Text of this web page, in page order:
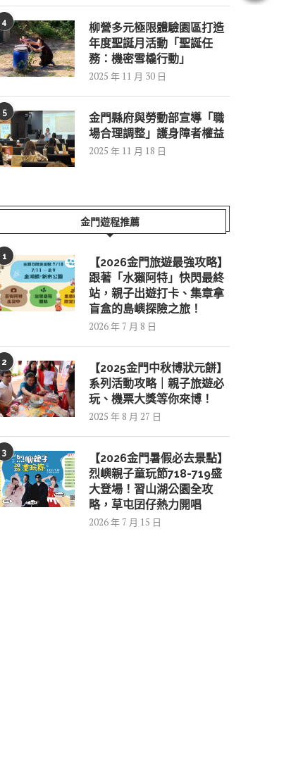
4
柳營多元極限體驗園區打造
年度聖誕月活動「聖誕任
務：機密雪橇行動」
2025 年 11 月 30 日
5
金門縣府與勞動部宣導「職
場合理調整」護身障者權益
2025 年 11 月 18 日
金門遊程推薦
1
【2026金門旅遊最強攻略】
跟著「水獺阿特」快閃最終
站，親子出遊打卡、集章拿
盲盒的島嶼探險之旅！
2026 年 7 月 8 日
2
【2025金門中秋博狀元餅】
系列活動攻略｜親子旅遊必
玩、機票大獎等你來博！
2025 年 8 月 27 日
3
【2026金門暑假必去景點】
烈嶼親子童玩節718-719盛
大登場！習山湖公園全攻
略，草屯囝仔熱力開唱
2026 年 7 月 15 日